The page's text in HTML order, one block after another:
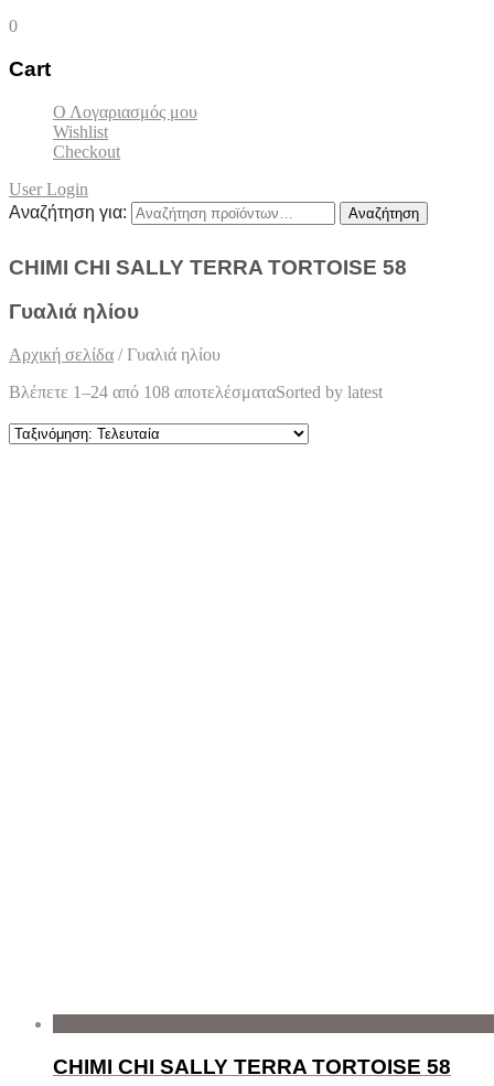
0
Cart
Ο Λογαριασμός μου
Wishlist
Checkout
User Login
Αναζήτηση για:
Αναζήτηση
CHIMI CHI SALLY TERRA TORTOISE 58
Γυαλιά ηλίου
Αρχική σελίδα /Γυαλιά ηλίου
Βλέπετε 1–24 από 108 αποτελέσματαSorted by latest
CHIMI CHI SALLY TERRA TORTOISE 58